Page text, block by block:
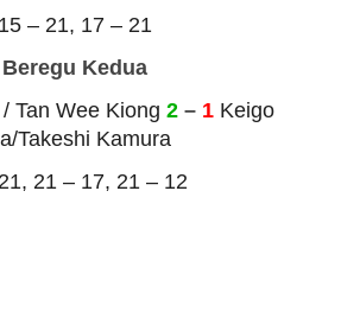
15 – 21, 17 – 21
Beregu Kedua
Tan Wee Kiong 2 – 1 Keigo
Takeshi Kamura
21 – 17, 21 – 12